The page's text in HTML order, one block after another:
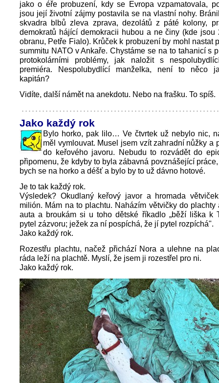
jako o éře probuzení, kdy se Evropa vzpamatovala,
jsou její životní zájmy postavila se na vlastní nohy.
skvadra blbů zleva zprava, dezolátů z páté kolony,
demokratů hájící demokracii hubou a ne činy (kde
obranu, Petře Fialo). Krůček k probuzení by mohl nastat
summitu NATO v Ankaře. Chystáme se na to tahanicí s
protokolárními problémy, jak naložit s
premiéra. Nespolubydlící manželka, není to něco
kapitán?
Vidíte, další námět na anekdotu. Nebo na frašku. To spíš.
Jako každý rok
Bylo horko, pak lilo… Ve čtvrtek už nebylo nic,
měl vymlouvat. Musel jsem vzít zahradní nůžky a
do keřového javoru. Nebudu to rozvádět do
připomenu, že kdyby to byla zábavná povznášející
bych se na horko a déšť a bylo by to už dávno hotové.
Je to tak každý rok.
Výsledek? Okudlaný keřový javor a hromada
milión. Mám na to plachtu. Naházím větvičky do plachty
auta a broukám si u toho dětské říkadlo „běží liška k
pytel zázvoru; ježek za ní pospíchá, že jí pytel rozpíchá".
Jako každý rok.
Rozestřu plachtu, načež přichází Nora a ulehne na
ráda leží na plachtě. Myslí, že jsem ji rozestřel pro ni.
Jako každý rok.